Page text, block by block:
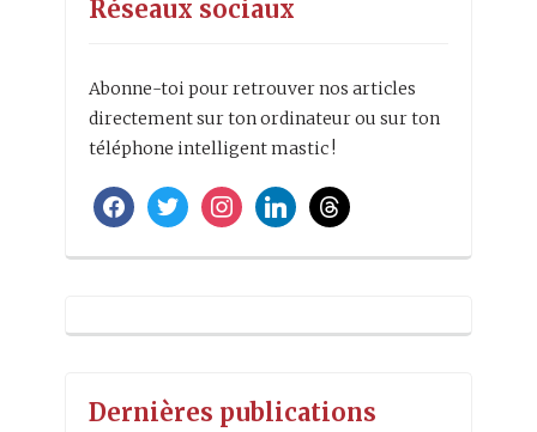
Réseaux sociaux
Abonne-toi pour retrouver nos articles
directement sur ton ordinateur ou sur ton
téléphone intelligent mastic !
facebooktwitterinstagramlinkedinthreads
Dernières publications